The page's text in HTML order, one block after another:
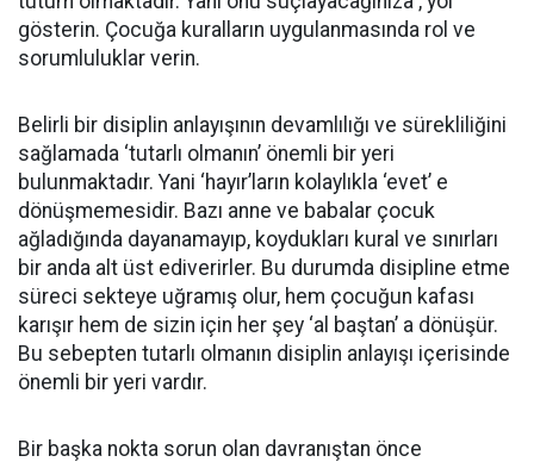
gösterin. Çocuğa kuralların uygulanmasında rol ve
sorumluluklar verin.
Belirli bir disiplin anlayışının devamlılığı ve sürekliliğini
sağlamada ‘tutarlı olmanın’ önemli bir yeri
bulunmaktadır. Yani ‘hayır’ların kolaylıkla ‘evet’ e
dönüşmemesidir. Bazı anne ve babalar çocuk
ağladığında dayanamayıp, koydukları kural ve sınırları
bir anda alt üst ediverirler. Bu durumda disipline etme
süreci sekteye uğramış olur, hem çocuğun kafası
karışır hem de sizin için her şey ‘al baştan’ a dönüşür.
Bu sebepten tutarlı olmanın disiplin anlayışı içerisinde
önemli bir yeri vardır.
Bir başka nokta sorun olan davranıştan önce